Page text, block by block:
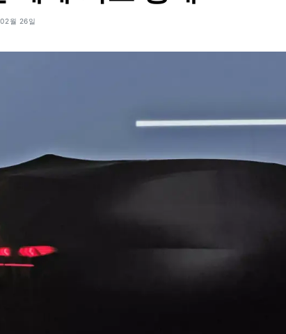
월 26일